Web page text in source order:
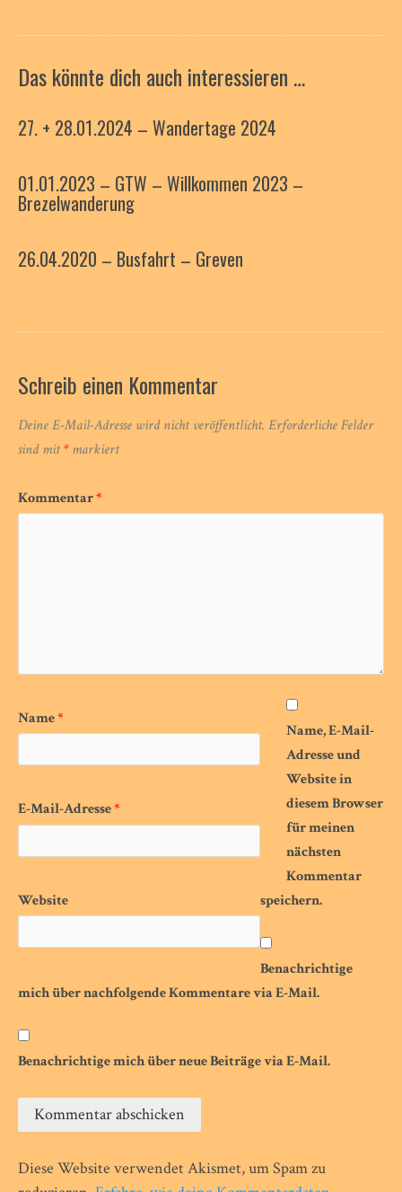
Das könnte dich auch interessieren …
27. + 28.01.2024 – Wandertage 2024
01.01.2023 – GTW – Willkommen 2023 –
Brezelwanderung
26.04.2020 – Busfahrt – Greven
Schreib einen Kommentar
Deine E-Mail-Adresse wird nicht veröffentlicht. Erforderliche Felder
sind mit*markiert
Kommentar*
Name*
E-Mail-Adresse*
Website
Name, E-Mail-
Adresse und
Website in
diesem Browser
für meinen
nächsten
Kommentar
speichern.
Benachrichtige
mich über nachfolgende Kommentare via E-Mail.
Benachrichtige mich über neue Beiträge via E-Mail.
Diese Website verwendet Akismet, um Spam zu